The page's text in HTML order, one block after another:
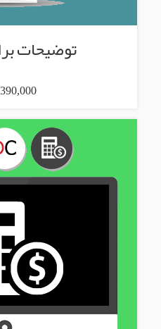
توضیحات
390,000 تومان